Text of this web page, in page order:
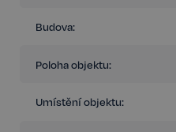
Budova:
Poloha objektu:
Umístění objektu: